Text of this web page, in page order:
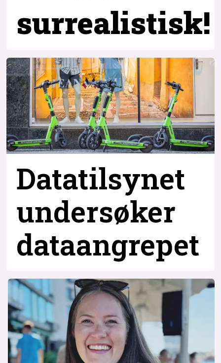
surrealistisk!
Datatilsynet
undersøker
dataangrepet